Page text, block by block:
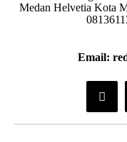
Medan Helvetia Kota
Email: